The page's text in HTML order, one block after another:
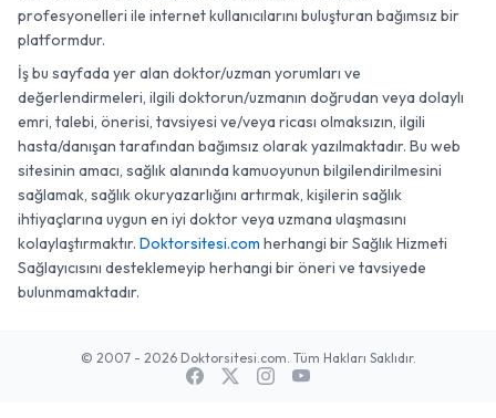
profesyonelleri ile internet kullanıcılarını buluşturan bağımsız bir
platformdur.
İş bu sayfada yer alan doktor/uzman yorumları ve
değerlendirmeleri, ilgili doktorun/uzmanın doğrudan veya dolaylı
emri, talebi, önerisi, tavsiyesi ve/veya ricası olmaksızın, ilgili
hasta/danışan tarafından bağımsız olarak yazılmaktadır. Bu web
sitesinin amacı, sağlık alanında kamuoyunun bilgilendirilmesini
sağlamak, sağlık okuryazarlığını artırmak, kişilerin sağlık
ihtiyaçlarına uygun en iyi doktor veya uzmana ulaşmasını
kolaylaştırmaktır. Doktorsitesi.com herhangi bir Sağlık Hizmeti
Sağlayıcısını desteklemeyip herhangi bir öneri ve tavsiyede
bulunmamaktadır.
© 2007 - 2026 Doktorsitesi.com. Tüm Hakları Saklıdır.